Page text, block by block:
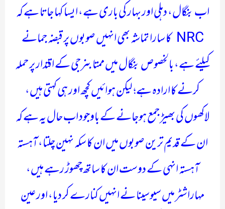
اب بنگال، دہلی اور بہار کی باری ہے، ایسا کہا جاتا ہے کہ
NRC کا سارا تماشہ بھی انہیں صوبوں پر قبضہ جمانے
کیلئے ہے، بالخصوص بنگال میں ممتا بنرجی کے اقتدار پر حملہ
کرنے کا ارادہ ہے؛ لیکن ہوائیں کچھ اور ہی کہتی ہیں،
لاکھوں کی بھیڑ جمع ہوجانے کے باوجود اب حال یہ ہے کہ
ان کے قدیم ترین صوبوں میں ان کا سکہ نہین چلتا، آہستہ
آہستہ انہی کے دوست ان کا ساتھ چھوڑ رہے ہیں،
مہاراشٹر میں سیوسینا نے انہیں کنارے کر دیا، اور عین